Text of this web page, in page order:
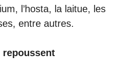
l’hosta, la laitue, les
entre autres.